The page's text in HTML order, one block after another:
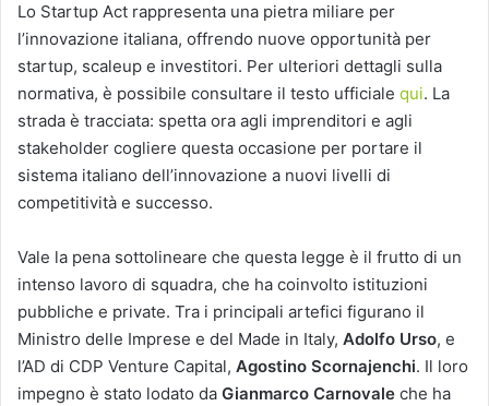
Lo Startup Act rappresenta una pietra miliare per
l’innovazione italiana, offrendo nuove opportunità per
startup, scaleup e investitori. Per ulteriori dettagli sulla
normativa, è possibile consultare il testo ufficiale qui. La
strada è tracciata: spetta ora agli imprenditori e agli
stakeholder cogliere questa occasione per portare il
sistema italiano dell’innovazione a nuovi livelli di
competitività e successo.
Vale la pena sottolineare che questa legge è il frutto di un
intenso lavoro di squadra, che ha coinvolto istituzioni
pubbliche e private. Tra i principali artefici figurano il
Ministro delle Imprese e del Made in Italy, Adolfo Urso, e
l’AD di CDP Venture Capital, Agostino Scornajenchi. Il loro
impegno è stato lodato da Gianmarco Carnovale che ha